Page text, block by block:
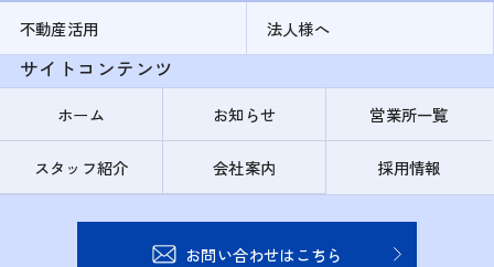
不動産活用
法人様へ
サイトコンテンツ
ホーム お知らせ 営業所一覧
スタッフ紹介 会社案内 採用情報
お問い合わせはこちら